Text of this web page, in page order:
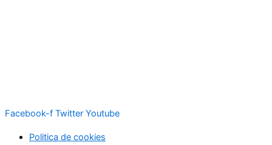
Facebook-f Twitter Youtube
Politica de cookies